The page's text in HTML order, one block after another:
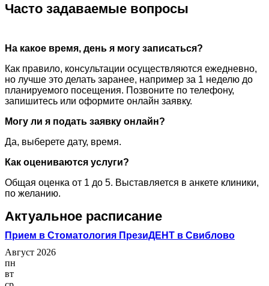
Часто задаваемые вопросы
На какое время, день я могу записаться?
Как правило, консультации осуществляются ежедневно,
но лучше это делать заранее, например за 1 неделю до
планируемого посещения. Позвоните по телефону,
запишитесь или оформите онлайн заявку.
Могу ли я подать заявку онлайн?
Да, выберете дату, время.
Как оцениваются услуги?
Общая оценка от 1 до 5. Выставляется в анкете клиники,
по желанию.
Актуальное расписание
Прием в Стоматология ПрезиДЕНТ в Свиблово
Август 2026
пн
вт